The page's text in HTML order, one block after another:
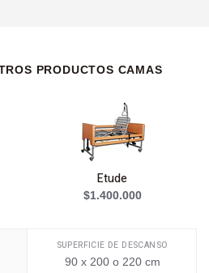
PRODUCTOS CAMAS
Etude
$1.400.000
SUPERFICIE DE DESCANSO
90 x 200 o 220 cm